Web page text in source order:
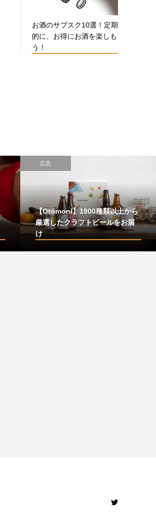
お酒のサブスク10選！定期
的に、お得にお酒を楽しも
う！
広告
【Otomoni】1900種類以上から
厳選したクラフトビールをお届
け